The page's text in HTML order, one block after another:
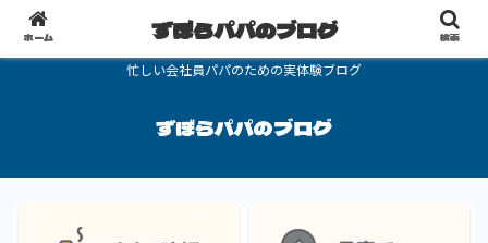
忙しい会社員パパのための実体験ブログ
ずぼらパパのブログ
ホーム ずぼらパパのブログ 検索